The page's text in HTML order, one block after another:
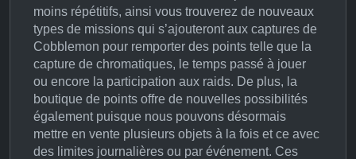
moins répétitifs, ainsi vous trouverez de nouveaux
types de missions qui s’ajouteront aux captures de
Cobblemon pour remporter des points telle que la
capture de chromatiques, le temps passé à jouer
ou encore la participation aux raids. De plus, la
boutique de points offre de nouvelles possibilités
également puisque nous pouvons désormais
mettre en vente plusieurs objets à la fois et ce avec
des limites journalières ou par événement. Ces